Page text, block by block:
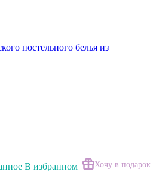
В избранном
Хочу в подарок